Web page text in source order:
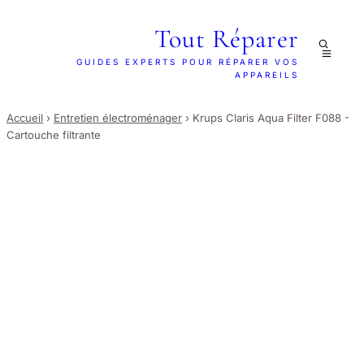
Tout Réparer
GUIDES EXPERTS POUR RÉPARER VOS
APPAREILS
Accueil › Entretien électroménager › Krups Claris Aqua Filter F088 -
Cartouche filtrante